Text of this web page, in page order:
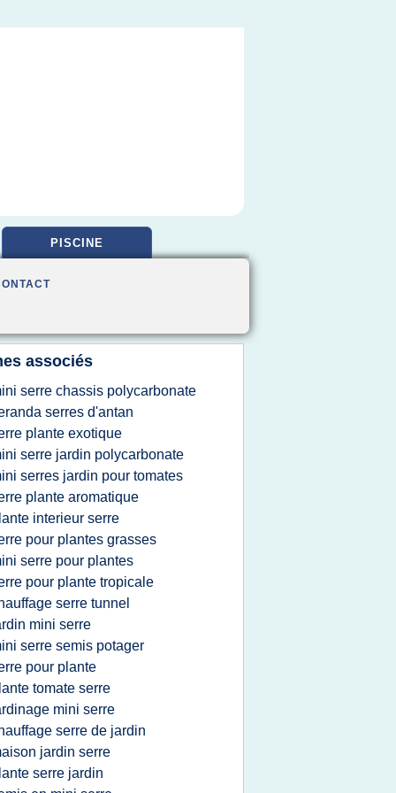
PISCINE
associés
serre chassis polycarbonate
serres d'antan
plante exotique
serre jardin polycarbonate
serres jardin pour tomates
plante aromatique
interieur serre
pour plantes grasses
serre pour plantes
pour plante tropicale
serre tunnel
mini serre
serre semis potager
pour plante
tomate serre
mini serre
serre de jardin
jardin serre
serre jardin